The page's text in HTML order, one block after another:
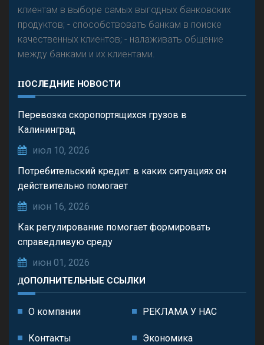
клиентам в выборе самых выгодных банковских
продуктов; - способствовать банкам в поиске
качественных клиентов; - налаживать общение
между банками и их клиентами.
ПОСЛЕДНИЕ НОВОСТИ
Перевозка скоропортящихся грузов в
Калининград
июл 10, 2026
Потребительский кредит: в каких ситуациях он
действительно помогает
июн 16, 2026
Как регулирование помогает формировать
справедливую среду
июн 01, 2026
ДОПОЛНИТЕЛЬНЫЕ ССЫЛКИ
О компании РЕКЛАМА У НАС
Контакты Экономика